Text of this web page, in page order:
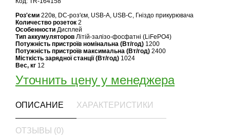
Роз'єми 220в, DC-роз'єм, USB-A, USB-C, Гніздо прикурювача
Количество розеток 2
Особенности Дисплей
Тип аккумуляторов Літій-залізо-фосфатні (LiFePO4)
Потужність пристроїв номінальна (Вт/год) 1200
Потужність пристроїв максимальна (Вт/год) 2400
Місткість зарядної станції (Вт/год) 1024
Вес, кг 12
Уточнить цену у менеджера
ОПИСАНИЕ ХАРАКТЕРИСТИКИ
ОТЗЫВЫ (0)